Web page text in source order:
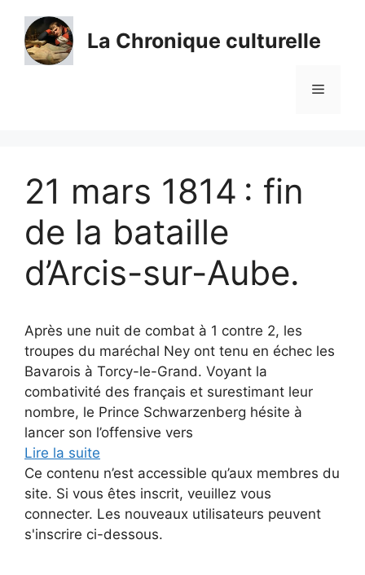
contenu
La Chronique culturelle
Menu
21 mars 1814 : fin
de la bataille
d’Arcis-sur-Aube.
Après une nuit de combat à 1 contre 2, les
troupes du maréchal Ney ont tenu en échec les
Bavarois à Torcy-le-Grand. Voyant la
combativité des français et surestimant leur
nombre, le Prince Schwarzenberg hésite à
lancer son l’offensive vers
Lire la suite
Ce contenu n’est accessible qu’aux membres du
site. Si vous êtes inscrit, veuillez vous
connecter. Les nouveaux utilisateurs peuvent
s'inscrire ci-dessous.